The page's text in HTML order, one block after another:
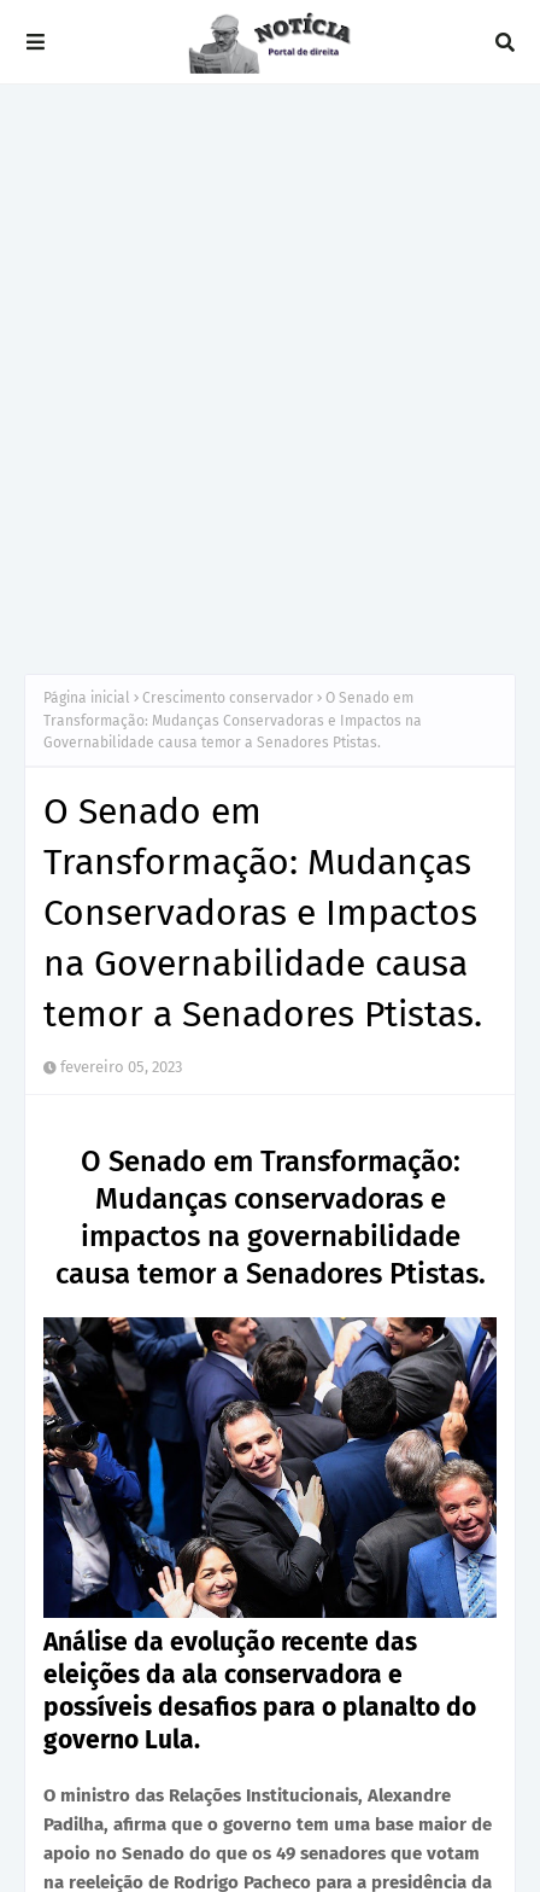
Página inicial Crescimento conservador
O Senado em
Transformação: Mudanças Conservadoras e Impactos na
Governabilidade causa temor a Senadores Ptistas.
O Senado em
Transformação: Mudanças
Conservadoras e Impactos
na Governabilidade causa
temor a Senadores Ptistas.
fevereiro 05, 2023
O Senado em Transformação:
Mudanças conservadoras e
impactos na governabilidade
causa temor a Senadores Ptistas.
Análise da evolução recente das
eleições da ala conservadora e
possíveis desafios para o planalto do
governo Lula.
O ministro das Relações Institucionais, Alexandre
Padilha, afirma que o governo tem uma base maior de
apoio no Senado do que os 49 senadores que votam
na reeleição de Rodrigo Pacheco para a presidência da